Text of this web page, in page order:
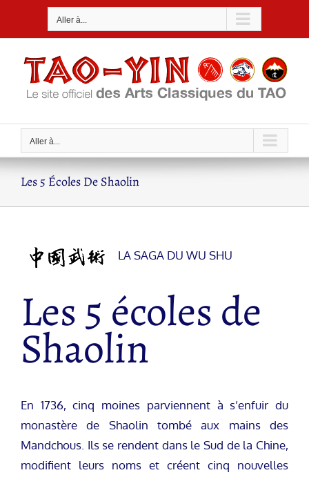
Aller à...
Aller à...
Les 5 Écoles De Shaolin
LA SAGA DU WU SHU
Les 5 écoles de
Shaolin
En 1736, cinq moines parviennent à s’enfuir du
monastère de Shaolin tombé aux mains des
Mandchous. Ils se rendent dans le Sud de la Chine,
modifient leurs noms et créent cinq nouvelles